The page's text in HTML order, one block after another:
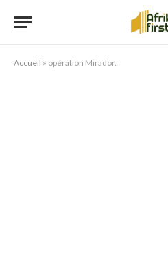
Accueil » opération Mirador.